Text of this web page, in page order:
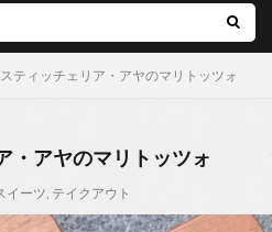
ティッチェリア・アヤのマリトッツォ
・アヤのマリトッツォ
イーツ, テイクアウト